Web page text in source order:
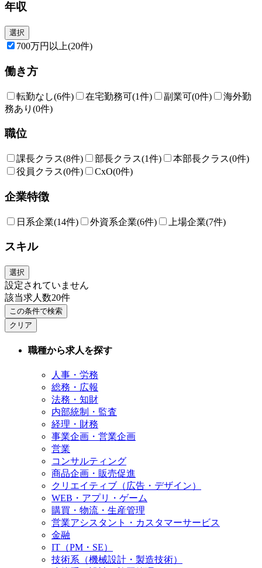
年収
選択
700万円以上(20件)
働き方
転勤なし(6件) 在宅勤務可(1件) 副業可(0件)
海外勤
務あり (0件)
職位
課長クラス(8件) 部長クラス(1件) 本部長クラス(0件)
役員クラス(0件) CxO(0件)
企業特徴
日系企業(14件) 外資系企業(6件) 上場企業(7件)
スキル
選択
設定されていません
該当求人数20件
この条件で検索
クリア
職種から求人を探す
人事・労務
総務・広報
法務・知財
内部統制・監査
経理・財務
事業企画・営業企画
営業
コンサルティング
商品企画・販売促進
クリエイティブ（広告・デザイン）
WEB・アプリ・ゲーム
購買・物流・生産管理
営業アシスタント・カスタマーサービス
金融
IT（PM・SE）
技術系（機械設計・製造技術）